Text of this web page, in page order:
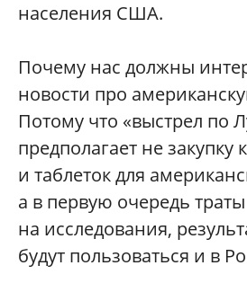
населения США.
Почему нас должны
новости про
Потому что «выстрел по
предполагает не закупку
и таблеток для
а в первую очередь траты
на исследования,
будут пользоваться и в